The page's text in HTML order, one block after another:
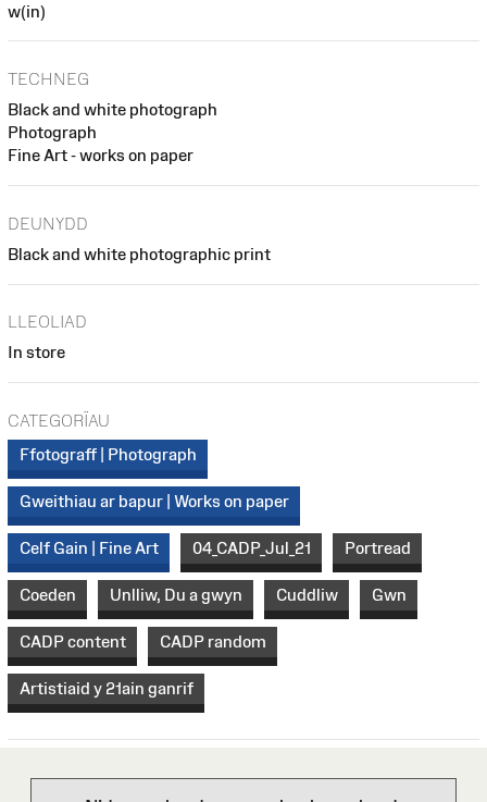
w(in)
TECHNEG
Black and white photograph
Photograph
Fine Art - works on paper
DEUNYDD
Black and white photographic print
LLEOLIAD
In store
CATEGORÏAU
Ffotograff | Photograph
Gweithiau ar bapur | Works on paper
Celf Gain | Fine Art 04_CADP_Jul_21 Portread
Coeden Unlliw, Du a gwyn Cuddliw Gwn
CADP content CADP random
Artistiaid y 21ain ganrif